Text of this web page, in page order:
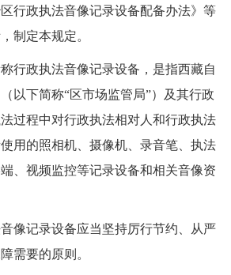
行政执法音像记录设备配备办法》等
制定本规定。
行政执法音像记录设备，是指西藏自
以下简称“区市场监管局”）及其行政
过程中对行政执法相对人和行政执法
用的照相机、摄像机、录音笔、执法
、视频监控等记录设备和相关音像资
像记录设备应当坚持厉行节约、从严
需要的原则。